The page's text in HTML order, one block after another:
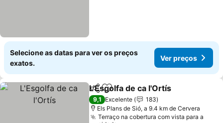
Selecione as datas para ver os preços
exatos.
Ver preços
PartilharAdicionar aos favoritos
L'Esgolfa de ca l'Ortís
9,1 Excelente
183
Els Plans de Sió, a 9.4 km de Cervera
Terraço na cobertura com vista para a